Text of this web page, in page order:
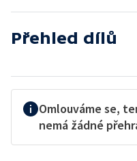
Přehled dílů
Omlouváme se,
nemá žádné